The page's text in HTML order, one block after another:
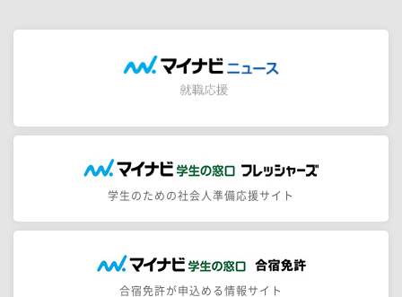
学生のための社会人準備応援サイト
合宿免許が申込める情報サイト